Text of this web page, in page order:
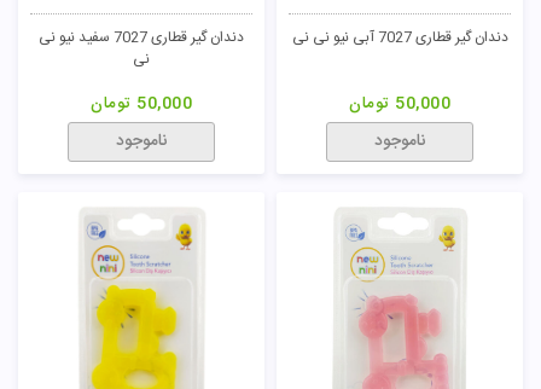
دندان گیر قطاری 7027 آبی نیو نی نی
50,000 تومان
ناموجود
دندان گیر قطاری 7027 سفید نیو نی
نی
50,000 تومان
ناموجود